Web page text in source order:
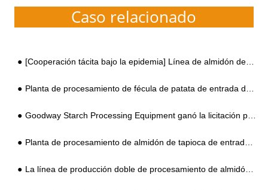
máquinas de almidón de camote...
Caso relacionado
[Cooperación tácita bajo la epidemia] Línea de almidón de tapioca de 500 kg por hora instalada en Bolivia
Planta de procesamiento de fécula de patata de entrada de 300 toneladas por día de China
Goodway Starch Processing Equipment ganó la licitación para el proyecto cooperativo del gobierno de Indonesia
Planta de procesamiento de almidón de tapioca de entrada de 30 toneladas por día de Gambia
La línea de producción doble de procesamiento de almidón en abanico se convierte en el estándar